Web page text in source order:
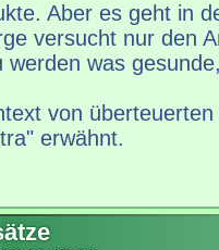
Aber es geht in
versucht nur den
was
von
erwähnt.